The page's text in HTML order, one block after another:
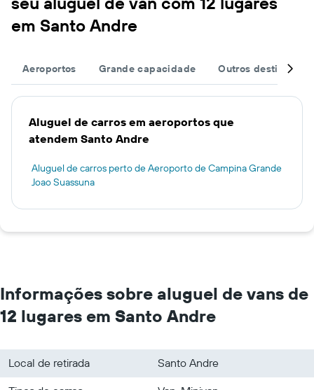
em Santo Andre
Aeroportos Grande capacidade Outros destinos
Aluguel de carros em aeroportos que
atendem Santo Andre
Aluguel de carros perto de Aeroporto de Campina Grande
Joao Suassuna
Informações sobre aluguel de vans de
12 lugares em Santo Andre
Local de retirada
Santo Andre